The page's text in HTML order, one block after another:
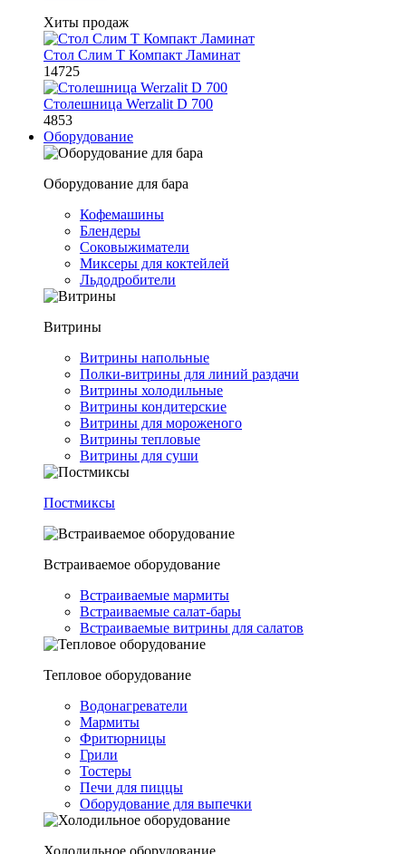
Хиты продаж
Стол Слим Т Компакт Ламинат
14725
Столешница Werzalit D 700
4853
Оборудование
Оборудование для бара
Кофемашины
Блендеры
Соковыжиматели
Миксеры для коктейлей
Льдодробители
Витрины
Витрины напольные
Полки-витрины для линий раздачи
Витрины холодильные
Витрины кондитерские
Витрины для мороженого
Витрины тепловые
Витрины для суши
Постмиксы
Встраиваемое оборудование
Встраиваемые мармиты
Встраиваемые салат-бары
Встраиваемые витрины для салатов
Тепловое оборудование
Водонагреватели
Мармиты
Фритюрницы
Грили
Тостеры
Печи для пиццы
Оборудование для выпечки
Холодильное оборудование